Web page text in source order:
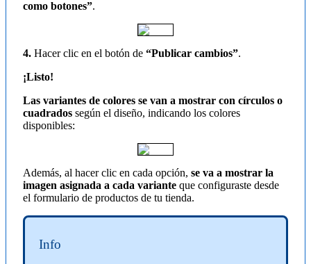
como botones”.
4. Hacer clic en el botón de “Publicar cambios”.
¡Listo!
Las variantes de colores se van a mostrar con círculos o
cuadrados según el diseño, indicando los colores
disponibles:
Además, al hacer clic en cada opción, se va a mostrar la
imagen asignada a cada variante que configuraste desde
el formulario de productos de tu tienda.
Info